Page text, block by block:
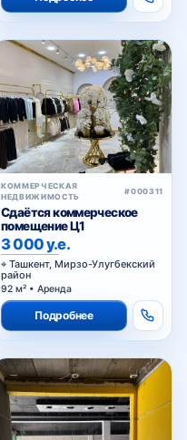
КОММЕРЧЕСКАЯ
НЕДВИЖИМОСТЬ
#000311
Сдаётся коммерческое
помещение Ц1
3 000 у.е.
Ташкент, Мирзо-Улугбекский
район
92 м² • Аренда
Подробнее